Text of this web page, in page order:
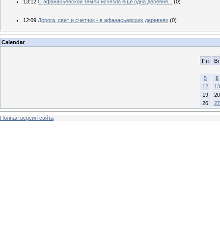
13:12 С афанасьевской земли исчезла еще одна деревня... (0)
12:09 Дорога, свет и счетчик - в афанасьевских деревнях (0)
Calendar
Пн
Вт
5
6
12
13
19
20
26
27
Полная версия сайта